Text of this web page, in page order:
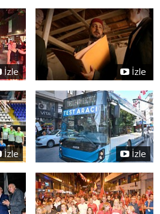
İzle İzle
İzle İzle